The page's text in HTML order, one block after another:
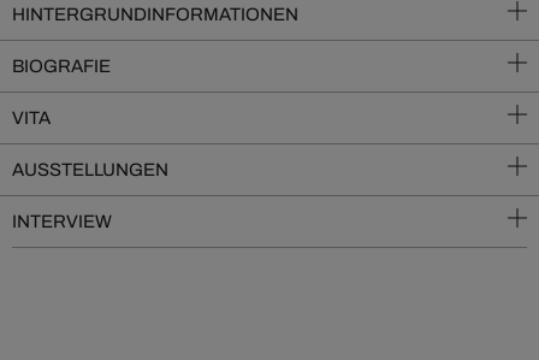
HINTERGRUNDINFORMATIONEN
BIOGRAFIE
VITA
AUSSTELLUNGEN
INTERVIEW